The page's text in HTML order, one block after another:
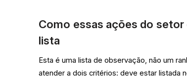
Como essas ações do
lista
Esta é uma lista de observação, não um
atender a dois critérios: deve estar listada